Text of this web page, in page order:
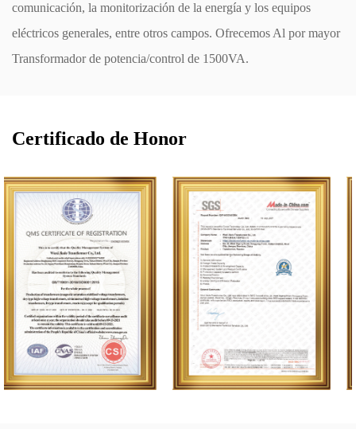
comunicación, la monitorización de la energía y los equipos
eléctricos generales, entre otros campos. Ofrecemos Al por mayor
Transformador de potencia/control de 1500VA.
Certificado de Honor